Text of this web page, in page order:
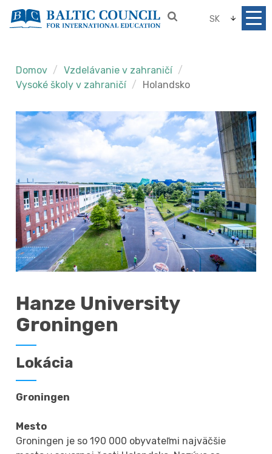
SK
Domov
Vzdelávanie v zahraničí
Vysoké školy v zahraničí
Holandsko
Hanze University
Groningen
Lokácia
Groningen
Mesto
Groningen je so 190 000 obyvateľmi najväčšie